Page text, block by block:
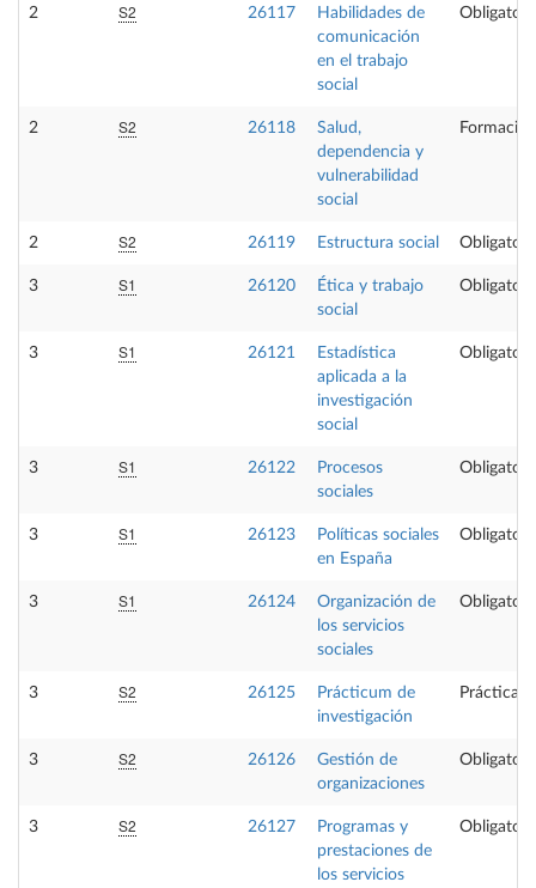
2 S2 26117
Habilidades de
comunicación
en el trabajo
social
2 S2 26118
Salud,
dependencia y
vulnerabilidad
social
2 S2 26119 Estructura social
3 S1 26120
Ética y trabajo
social
3 S1 26121
Estadística
aplicada a la
investigación
social
3 S1 26122
Procesos
sociales
3 S1 26123
Políticas sociales
en España
3 S1 26124
Organización de
los servicios
sociales
3 S2 26125
Prácticum de
investigación
Prácticas
3 S2 26126
Gestión de
organizaciones
3 S2 26127
Programas y
prestaciones de
los servicios